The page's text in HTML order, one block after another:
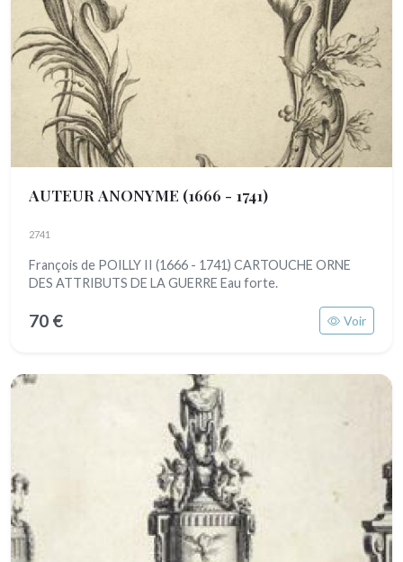
AUTEUR ANONYME (1666 - 1741)
2741
François de POILLY II (1666 - 1741) CARTOUCHE ORNE
DES ATTRIBUTS DE LA GUERRE Eau forte.
70 € Voir